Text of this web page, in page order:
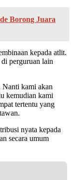
Borong Juara
kepada atlit.
perguruan lain
Nanti kami akan
kemudian kami
tertentu yang
nyata kepada
secara umum